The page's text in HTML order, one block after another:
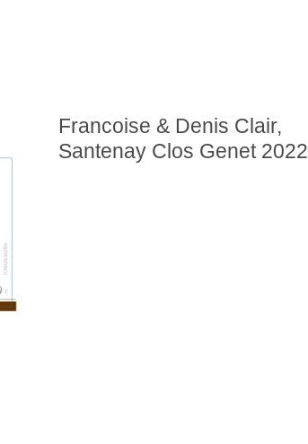
Francoise & Denis Clair,
Santenay Clos Genet 2022